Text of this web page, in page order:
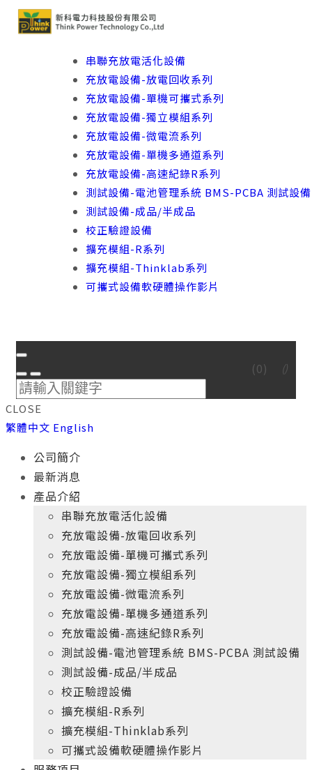
串聯充放電活化設備
充放電設備-放電回收系列
充放電設備-單機可攜式系列
充放電設備-獨立模組系列
充放電設備-微電流系列
充放電設備-單機多通道系列
充放電設備-高速紀錄R系列
測試設備-電池管理系統 BMS-PCBA 測試設備
測試設備-成品/半成品
校正驗證設備
擴充模組-R系列
擴充模組-Thinklab系列
可攜式設備軟硬體操作影片
(0)
CLOSE
繁體中文 English
公司簡介
最新消息
產品介紹
串聯充放電活化設備
充放電設備-放電回收系列
充放電設備-單機可攜式系列
充放電設備-獨立模組系列
充放電設備-微電流系列
充放電設備-單機多通道系列
充放電設備-高速紀錄R系列
測試設備-電池管理系統 BMS-PCBA 測試設備
測試設備-成品/半成品
校正驗證設備
擴充模組-R系列
擴充模組-Thinklab系列
可攜式設備軟硬體操作影片